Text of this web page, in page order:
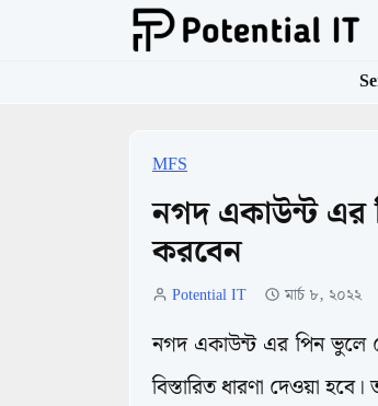
MFS
নগদ একাউন্ট এর
করবেন
Potential IT মার্চ ৮, ২০২২
নগদ একাউন্ট এর পিন ভুলে
বিস্তারিত ধারণা দেওয়া